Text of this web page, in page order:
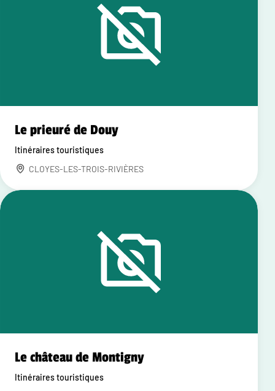
Le prieuré de Douy
Itinéraires touristiques
CLOYES-LES-TROIS-RIVIÈRES
Le château de Montigny
Itinéraires touristiques